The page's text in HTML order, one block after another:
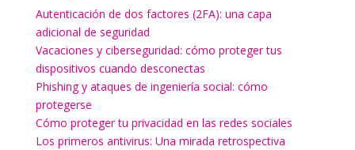
Autenticación de dos factores (2FA): una capa
adicional de seguridad
Vacaciones y ciberseguridad: cómo proteger tus
dispositivos cuando desconectas
Phishing y ataques de ingeniería social: cómo
protegerse
Cómo proteger tu privacidad en las redes sociales
Los primeros antivirus: Una mirada retrospectiva